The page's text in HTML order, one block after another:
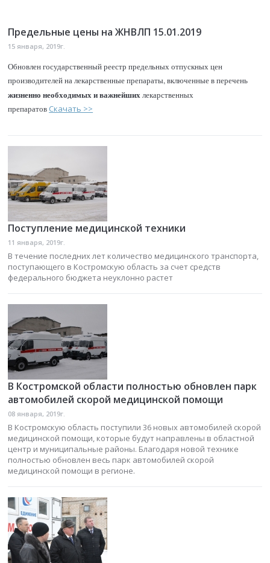
Предельные цены на ЖНВЛП 15.01.2019
15 января, 2019г.
Обновлен государственный реестр предельных отпускных цен
производителей на лекарственные препараты, включенные в перечень
жизненно необходимых и важнейшихлекарственных
препаратов Скачать >>
Поступление медицинской техники
11 января, 2019г.
В течение последних лет количество медицинского транспорта,
поступающего в Костромскую область за счет средств
федерального бюджета неуклонно растет
В Костромской области полностью обновлен парк
автомобилей скорой медицинской помощи
08 января, 2019г.
В Костромскую область поступили 36 новых автомобилей скорой
медицинской помощи, которые будут направлены в областной
центр и муниципальные районы. Благодаря новой технике
полностью обновлен весь парк автомобилей скорой
медицинской помощи в регионе.